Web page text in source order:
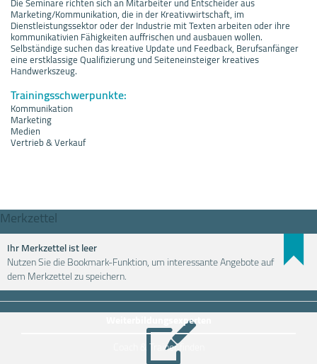
Marketing/Kommunikation, die in der Kreativwirtschaft, im
Dienstleistungssektor oder der Industrie mit Texten arbeiten oder ihre
kommunikativien Fähigkeiten auffrischen und ausbauen wollen.
Selbständige suchen das kreative Update und Feedback, Berufsanfänger
eine erstklassige Qualifizierung und Seiteneinsteiger kreatives
Handwerkszeug.
Trainingsschwerpunkte:
Kommunikation
Marketing
Medien
Vertrieb & Verkauf
Merkzettel
Ihr Merkzettel ist leer
Nutzen Sie die Bookmark-Funktion, um interessante Angebote auf
dem Merkzettel zu speichern.Weiterbildung einfach finden
Weiterbildungsexperten
Coach & Trainer finden